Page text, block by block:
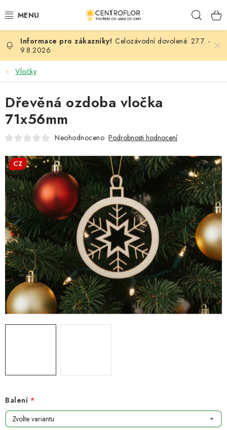
na
SEZÓNNÍ TVOŘENÍ
DŘEVĚNÉ VÝROBKY
MEDAILE
PLACKY A MAGNETKY
KVĚTINY A LISTY
SVATBA
NOVINKY
TIPY NA TVOŘENÍ
Dopravné Kontaktujte nás
O nás - kdo jsme?
Hodnocení obchodu
Obchodní podmínky
Podmínky ochrany osobních údajů
Jak získat lepší ceny?
Celozávodní dovolená: 27.7. -
9.8.2026
Vločky
Balení
Dřevěná ozdoba vločka
71x56mm
Neohodnoceno Podrobnosti hodnocení
CZ